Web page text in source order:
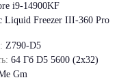
i9-14900KF
Liquid Freezer III-360 Pro
Z790-D5
64 Гб D5 5600 (2х32)
Gm